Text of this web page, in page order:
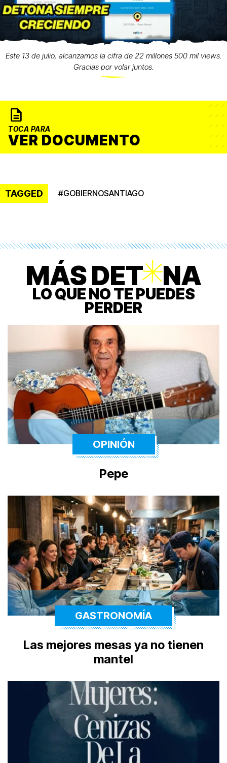
Este 13 de julio, alcanzamos la cifra de 22 millones 500 mil views.
Gracias por volar juntos.
TOCA PARA
VER DOCUMENTO
TAGGED #GOBIERNOSANTIAGO
MÁS DETONA
LO QUE NO TE PUEDES
PERDER
OPINIÓN
Pepe
GASTRONOMÍA
Las mejores mesas ya no tienen
mantel